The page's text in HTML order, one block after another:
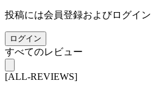
投稿には会員登録およびログイ
ログイン
すべてのレビュー
[ALL-REVIEWS]